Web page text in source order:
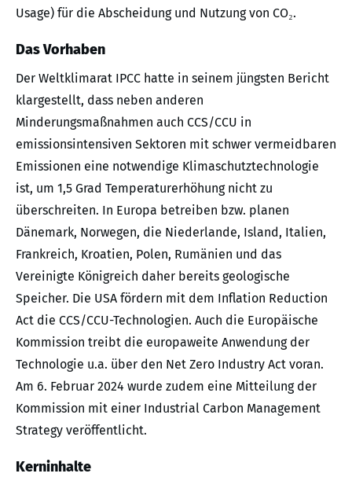
Usage) für die Abscheidung und Nutzung von CO₂.
Das Vorhaben
Der Weltklimarat IPCC hatte in seinem jüngsten Bericht
klargestellt, dass neben anderen
Minderungsmaßnahmen auch CCS/CCU in
emissionsintensiven Sektoren mit schwer vermeidbaren
Emissionen eine notwendige Klimaschutztechnologie
ist, um 1,5 Grad Temperaturerhöhung nicht zu
überschreiten. In Europa betreiben bzw. planen
Dänemark, Norwegen, die Niederlande, Island, Italien,
Frankreich, Kroatien, Polen, Rumänien und das
Vereinigte Königreich daher bereits geologische
Speicher. Die USA fördern mit dem Inflation Reduction
Act die CCS/CCU-Technologien. Auch die Europäische
Kommission treibt die europaweite Anwendung der
Technologie u.a. über den Net Zero Industry Act voran.
Am 6. Februar 2024 wurde zudem eine Mitteilung der
Kommission mit einer Industrial Carbon Management
Strategy veröffentlicht.
Kerninhalte